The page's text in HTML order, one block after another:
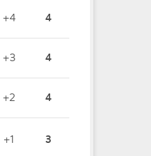
+4 4
+3 4
+2 4
+1 3